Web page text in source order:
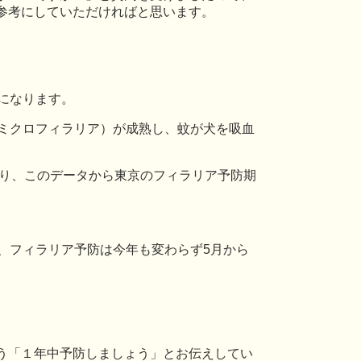
にしていただければと思います。
なります。
クロフィラリア）が成熟し、蚊が犬を吸血
、このデータから東京のフィラリア予防期
フィラリア予防は今年も変わらず5月から
１年中予防しましょう」とお伝えしてい